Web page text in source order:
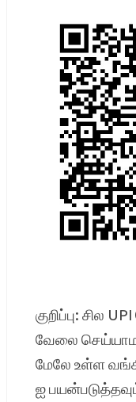
குறிப்பு: சில
வேலை
மேலே உள்ள
ஐ